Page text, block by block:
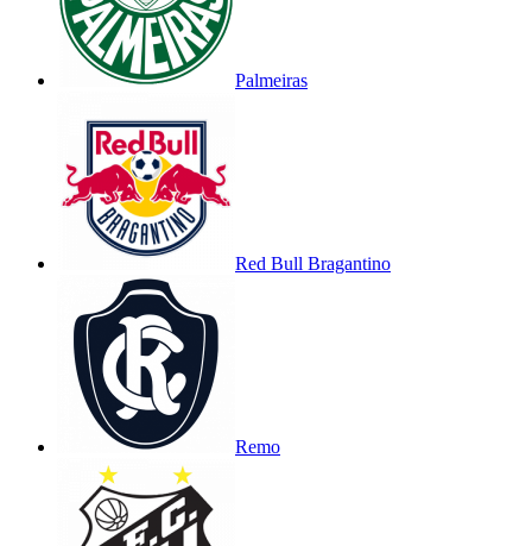
Palmeiras
Red Bull Bragantino
Remo